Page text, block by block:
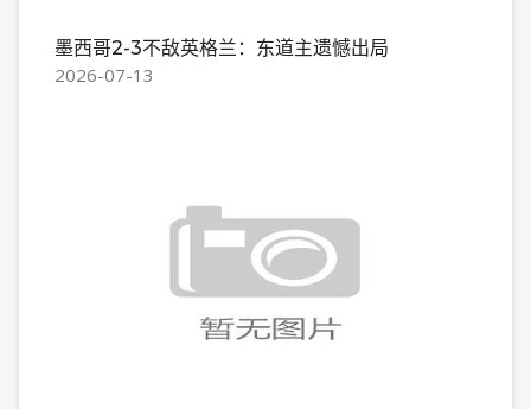
墨西哥2-3不敌英格兰：东道主遗憾出局
2026-07-13